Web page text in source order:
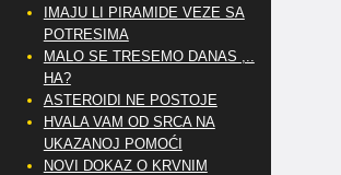
IMAJU LI PIRAMIDE VEZE SA
POTRESIMA
MALO SE TRESEMO DANAS ,..
HA?
ASTEROIDI NE POSTOJE
HVALA VAM OD SRCA NA
UKAZANOJ POMOĆI
NOVI DOKAZ O KRVNIM